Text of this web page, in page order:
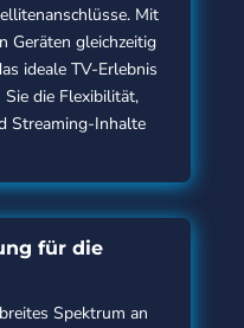
Mit
Geräten gleichzeitig
ideale TV-Erlebnis
die Flexibilität,
Streaming-Inhalte
für die
Spektrum an